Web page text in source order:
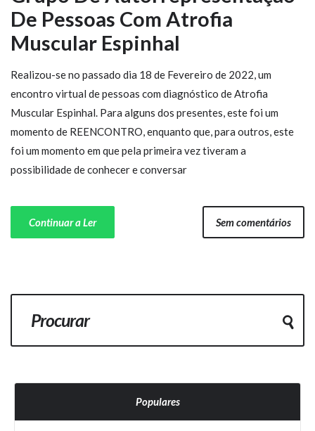
De Pessoas Com Atrofia
Muscular Espinhal
Realizou-se no passado dia 18 de Fevereiro de 2022, um
encontro virtual de pessoas com diagnóstico de Atrofia
Muscular Espinhal. Para alguns dos presentes, este foi um
momento de REENCONTRO, enquanto que, para outros, este
foi um momento em que pela primeira vez tiveram a
possibilidade de conhecer e conversar
Continuar a Ler Sem comentários
Populares